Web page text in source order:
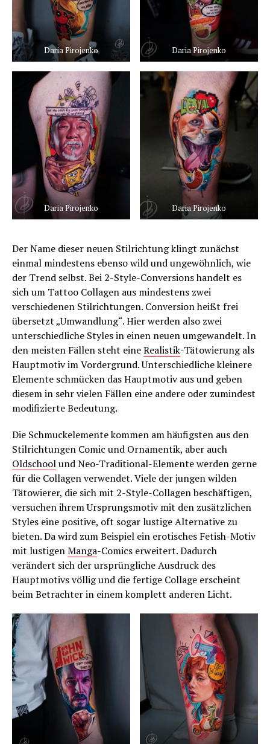
Daria Pirojenko Daria Pirojenko
Daria Pirojenko Daria Pirojenko
Der Name dieser neuen Stilrichtung klingt zunächst
einmal mindestens ebenso wild und ungewöhnlich, wie
der Trend selbst. Bei 2-Style-Conversions handelt es
sich um Tattoo Collagen aus mindestens zwei
verschiedenen Stilrichtungen. Conversion heißt frei
übersetzt „Umwandlung“. Hier werden also zwei
unterschiedliche Styles in einen neuen umgewandelt. In
den meisten Fällen steht eineRealistik-Tätowierung als
Hauptmotiv im Vordergrund. Unterschiedliche kleinere
Elemente schmücken das Hauptmotiv aus und geben
diesem in sehr vielen Fällen eine andere oder zumindest
modifizierte Bedeutung.
Die Schmuckelemente kommen am häufigsten aus den
Stilrichtungen Comic und Ornamentik, aber auch
Oldschoolund Neo-Traditional-Elemente werden gerne
für die Collagen verwendet. Viele der jungen wilden
Tätowierer, die sich mit 2-Style-Collagen beschäftigen,
versuchen ihrem Ursprungsmotiv mit den zusätzlichen
Styles eine positive, oft sogar lustige Alternative zu
bieten. Da wird zum Beispiel ein erotisches Fetish-Motiv
mit lustigenManga-Comics erweitert. Dadurch
verändert sich der ursprüngliche Ausdruck des
Hauptmotivs völlig und die fertige Collage erscheint
beim Betrachter in einem komplett anderen Licht.